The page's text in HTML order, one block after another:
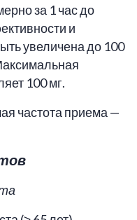
за 1 час до
и
увеличена до 100
100 мг.
частота приема —